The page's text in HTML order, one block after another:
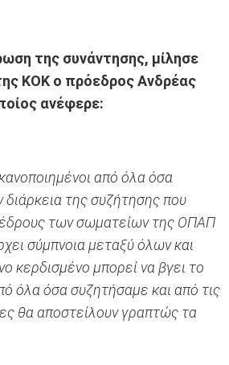
της συνάντησης, μίλησε
ΚΟΚ ο πρόεδρος Ανδρέας
ανέφερε:
από όλα όσα
της συζήτησης που
των σωματείων της ΟΠΑΠ
σύμπνοια μεταξύ όλων και
κερδισμένο μπορεί να βγει το
όλα όσα συζητήσαμε και από τις
θα αποστείλουν γραπτώς τα